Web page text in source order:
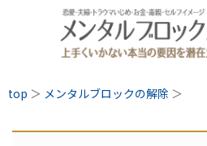
top ＞ メンタルブロックの解除 ＞